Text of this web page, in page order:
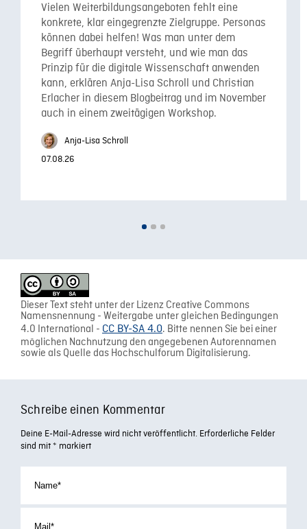
Vielen Weiterbildungsangeboten fehlt eine
konkrete, klar eingegrenzte Zielgruppe. Personas
können dabei helfen! Was man unter dem
Begriff überhaupt versteht, und wie man das
Prinzip für die digitale Wissenschaft anwenden
kann, erklären Anja-Lisa Schroll und Christian
Erlacher in diesem Blogbeitrag und im November
auch in einem zweitägigen Workshop.
Anja-Lisa Schroll
07.08.26
Dieser Text steht unter der Lizenz Creative Commons
Namensnennung - Weitergabe unter gleichen Bedingungen
4.0 International - CC BY-SA 4.0. Bitte nennen Sie bei einer
möglichen Nachnutzung den angegebenen Autorennamen
sowie als Quelle das Hochschulforum Digitalisierung.
Schreibe einen Kommentar
Deine E-Mail-Adresse wird nicht veröffentlicht. Erforderliche Felder
sind mit * markiert